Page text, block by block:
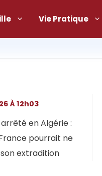
Vie Pratique
en Algérie :
pourrait ne
extradition
À 12h03